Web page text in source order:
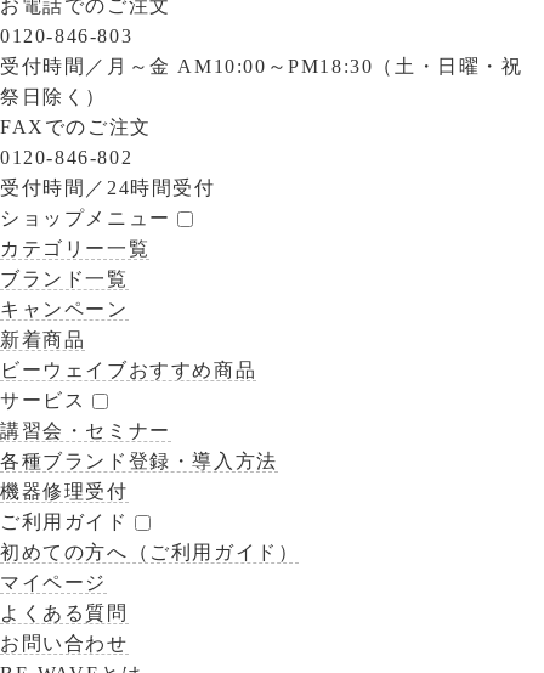
お電話でのご注文
0120-846-803
受付時間／ 月～金 AM10:00～PM18:30（土・日曜・祝
祭日除く）
FAXでのご注文
0120-846-802
受付時間／ 24時間受付
ショップメニュー
カテゴリー一覧
ブランド一覧
キャンペーン
新着商品
ビーウェイブおすすめ商品
サービス
講習会・セミナー
各種ブランド登録・導入方法
機器修理受付
ご利用ガイド
初めての方へ（ご利用ガイド）
マイページ
よくある質問
お問い合わせ